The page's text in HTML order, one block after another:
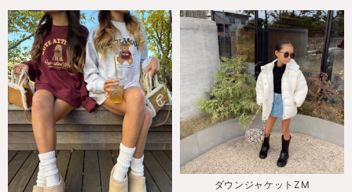
ダウンジャケットZM